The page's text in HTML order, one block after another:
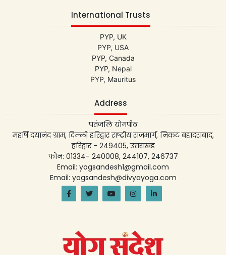
International Trusts
PYP, UK
PYP, USA
PYP, Canada
PYP, Nepal
PYP, Mauritus
Address
पतंजलि योगपीठ
महर्षि दयानंद ग्राम, दिल्ली हरिद्वार राष्ट्रीय राजमार्ग, निकट बहादराबाद,
हरिद्वार - 249405, उत्तराखंड
फोन: 01334- 240008, 244107, 246737
Email: yogsandesh1@gmail.com
Email: yogsandesh@divyayoga.com